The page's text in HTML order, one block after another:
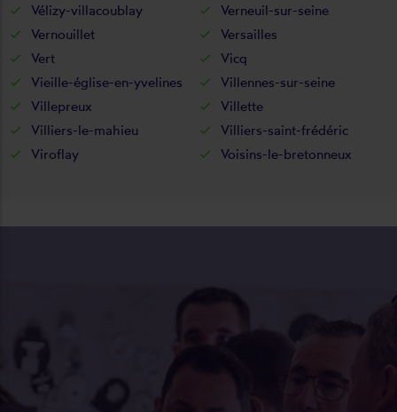
Vélizy-villacoublay
Verneuil-sur-seine
Vernouillet
Versailles
Vert
Vicq
Vieille-église-en-yvelines
Villennes-sur-seine
Villepreux
Villette
Villiers-le-mahieu
Villiers-saint-frédéric
Viroflay
Voisins-le-bretonneux